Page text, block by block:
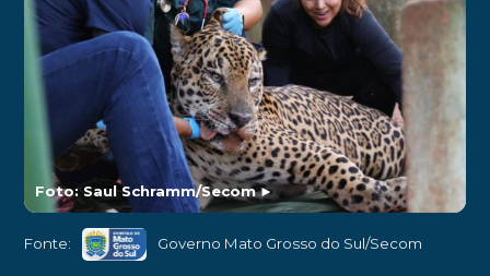
Foto: Saul Schramm/Secom►
Fonte: Governo Mato Grosso do Sul/Secom